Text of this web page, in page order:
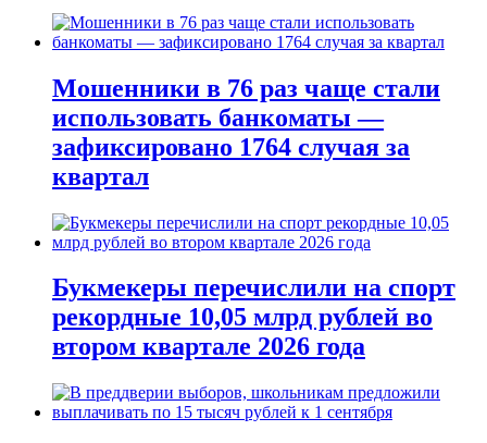
Мошенники в 76 раз чаще стали
использовать банкоматы —
зафиксировано 1764 случая за
квартал
Букмекеры перечислили на спорт
рекордные 10,05 млрд рублей во
втором квартале 2026 года